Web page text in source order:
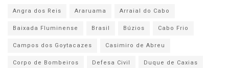
Angra dos Reis Araruama
Arraial do Cabo
Baixada Fluminense
Brasil Búzios
Cabo Frio
Campos dos Goytacazes
Casimiro de Abreu
Corpo de Bombeiros
Defesa Civil
Duque de Caxias